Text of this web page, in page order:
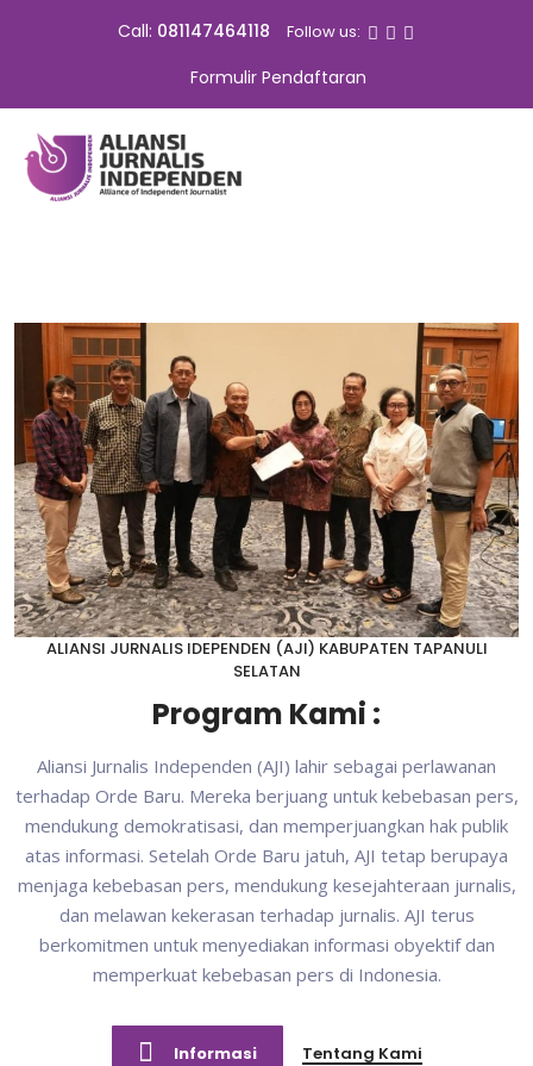
Call: 081147464118 Follow us:
Formulir Pendaftaran
ALIANSI JURNALIS IDEPENDEN (AJI) KABUPATEN TAPANULI
SELATAN
Program Kami :
Aliansi Jurnalis Independen (AJI) lahir sebagai perlawanan
terhadap Orde Baru. Mereka berjuang untuk kebebasan pers,
mendukung demokratisasi, dan memperjuangkan hak publik
atas informasi. Setelah Orde Baru jatuh, AJI tetap berupaya
menjaga kebebasan pers, mendukung kesejahteraan jurnalis,
dan melawan kekerasan terhadap jurnalis. AJI terus
berkomitmen untuk menyediakan informasi obyektif dan
memperkuat kebebasan pers di Indonesia.
Informasi Tentang Kami